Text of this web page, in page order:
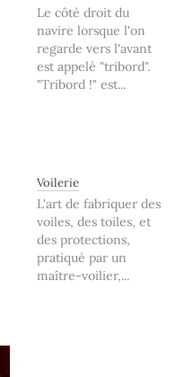
Le côté droit du
navire lorsque l'on
regarde vers l'avant
est appelé "tribord".
"Tribord !" est...
Voilerie
L'art de fabriquer des
voiles, des toiles, et
des protections,
pratiqué par un
maître-voilier,...